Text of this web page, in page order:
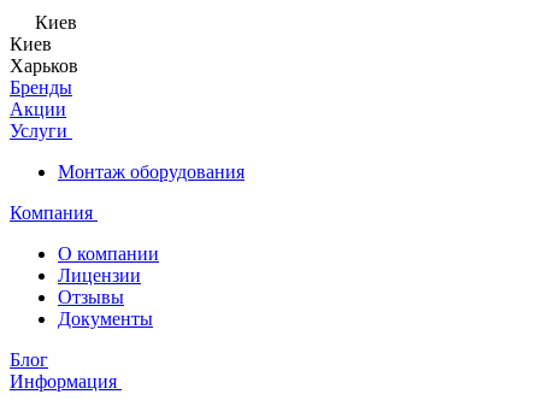
Киев
Киев
Харьков
Бренды
Акции
Услуги
Монтаж оборудования
Компания
О компании
Лицензии
Отзывы
Документы
Блог
Информация